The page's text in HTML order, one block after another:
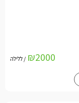
₪2000 / ללילה